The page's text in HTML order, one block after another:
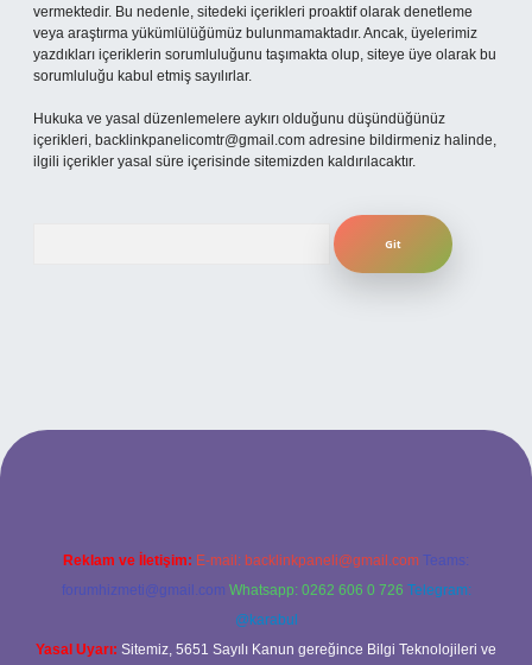
vermektedir. Bu nedenle, sitedeki içerikleri proaktif olarak denetleme
veya araştırma yükümlülüğümüz bulunmamaktadır. Ancak, üyelerimiz
yazdıkları içeriklerin sorumluluğunu taşımakta olup, siteye üye olarak bu
sorumluluğu kabul etmiş sayılırlar.
Hukuka ve yasal düzenlemelere aykırı olduğunu düşündüğünüz
içerikleri, backlinkpanelicomtr@gmail.com adresine bildirmeniz halinde,
ilgili içerikler yasal süre içerisinde sitemizden kaldırılacaktır.
Reklam ve İletişim: E-mail: backlinkpaneli@gmail.com Teams:
forumhizmeti@gmail.com Whatsapp: 0262 606 0 726 Telegram:
@karabul
Yasal Uyarı: Sitemiz, 5651 Sayılı Kanun gereğince Bilgi Teknolojileri ve